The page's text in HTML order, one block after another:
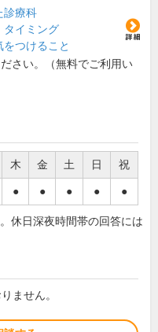
診療科
タイミング
つけること
さい。（無料でご利用い
木 金 土 日 祝
● ● ● ● ●
休日深夜時間帯の回答には
ません。